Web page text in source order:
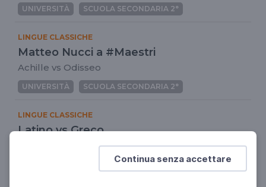
Continua senza accettare
UNIVERSITÀ SCUOLA SECONDARIA 2°
LINGUE CLASSICHE
Matteo Nucci a #Maestri
Achille vs Odisseo
UNIVERSITÀ SCUOLA SECONDARIA 2°
LINGUE CLASSICHE
Latino vs Greco
Esclusiva Rai Cultura
SCUOLA SECONDARIA 2°